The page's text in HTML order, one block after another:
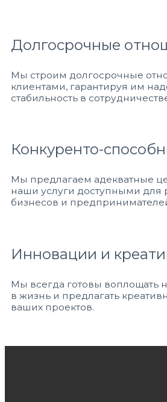
Долгосрочные
Мы строим долгосрочные
клиентами, гарантируя им
стабильность в
Конкуренто-
Мы предлагаем адекватные
наши услуги доступными для
бизнесов и
Инновации и
Мы всегда готовы воплощать
в жизнь и предлагать
ваших проектов.